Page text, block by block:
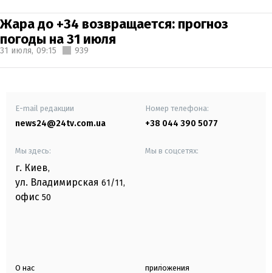
Жара до +34 возвращается: прогноз
погоды на 31 июля
31 июля, 09:15 939
E-mail редакции
news24@24tv.com.ua
Номер телефона:
+38 044 390 5077
Мы здесь:
г. Киев,
ул. Владимирская 61/11,
офис 50
Мы в соцсетях:
О нас приложения